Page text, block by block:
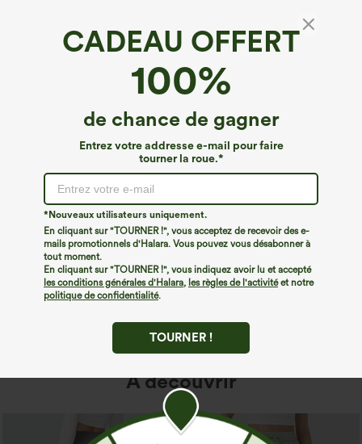
CADEAU OFFERT
100%
de chance de gagner
Entrez votre addresse e-mail pour faire
tourner la roue.*
*Nouveaux utilisateurs uniquement.
En cliquant sur "TOURNER !", vous acceptez de recevoir des e-
mails promotionnels d'Halara. Vous pouvez vous désabonner à
tout moment.
En cliquant sur "TOURNER !", vous indiquez avoir lu et accepté
les conditions générales d'Halara, les règles de l'activitéet notre
politique de confidentialité.
TOURNER !
Nous ne semblons pas pouvoir trouver la page que
vous recherchez.
Acheter plus
À découvrir